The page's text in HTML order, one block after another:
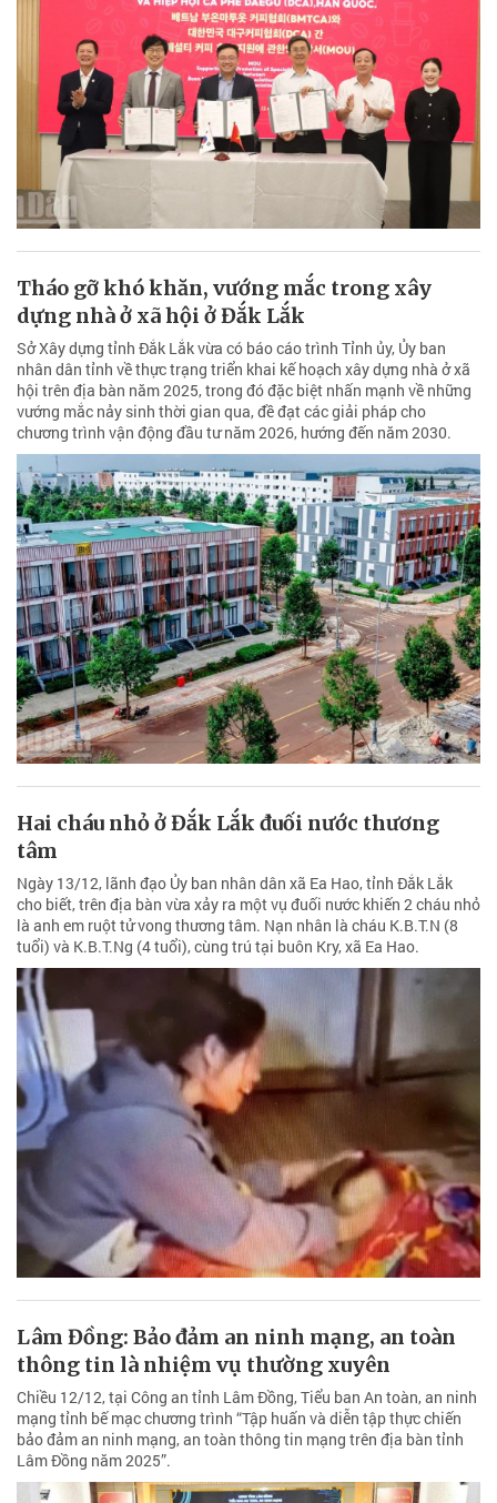
Tháo gỡ khó khăn, vướng mắc trong xây
dựng nhà ở xã hội ở Đắk Lắk
Sở Xây dựng tỉnh Đắk Lắk vừa có báo cáo trình Tỉnh ủy, Ủy ban
nhân dân tỉnh về thực trạng triển khai kế hoạch xây dựng nhà ở xã
hội trên địa bàn năm 2025, trong đó đặc biệt nhấn mạnh về những
vướng mắc nảy sinh thời gian qua, đề đạt các giải pháp cho
chương trình vận động đầu tư năm 2026, hướng đến năm 2030.
Hai cháu nhỏ ở Đắk Lắk đuối nước thương
tâm
Ngày 13/12, lãnh đạo Ủy ban nhân dân xã Ea Hao, tỉnh Đắk Lắk
cho biết, trên địa bàn vừa xảy ra một vụ đuối nước khiến 2 cháu nhỏ
là anh em ruột tử vong thương tâm. Nạn nhân là cháu K.B.T.N (8
tuổi) và K.B.T.Ng (4 tuổi), cùng trú tại buôn Kry, xã Ea Hao.
Lâm Đồng: Bảo đảm an ninh mạng, an toàn
thông tin là nhiệm vụ thường xuyên
Chiều 12/12, tại Công an tỉnh Lâm Đồng, Tiểu ban An toàn, an ninh
mạng tỉnh bế mạc chương trình “Tập huấn và diễn tập thực chiến
bảo đảm an ninh mạng, an toàn thông tin mạng trên địa bàn tỉnh
Lâm Đồng năm 2025”.